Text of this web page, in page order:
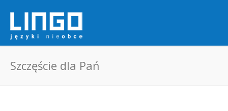
Szczęście dla Pań